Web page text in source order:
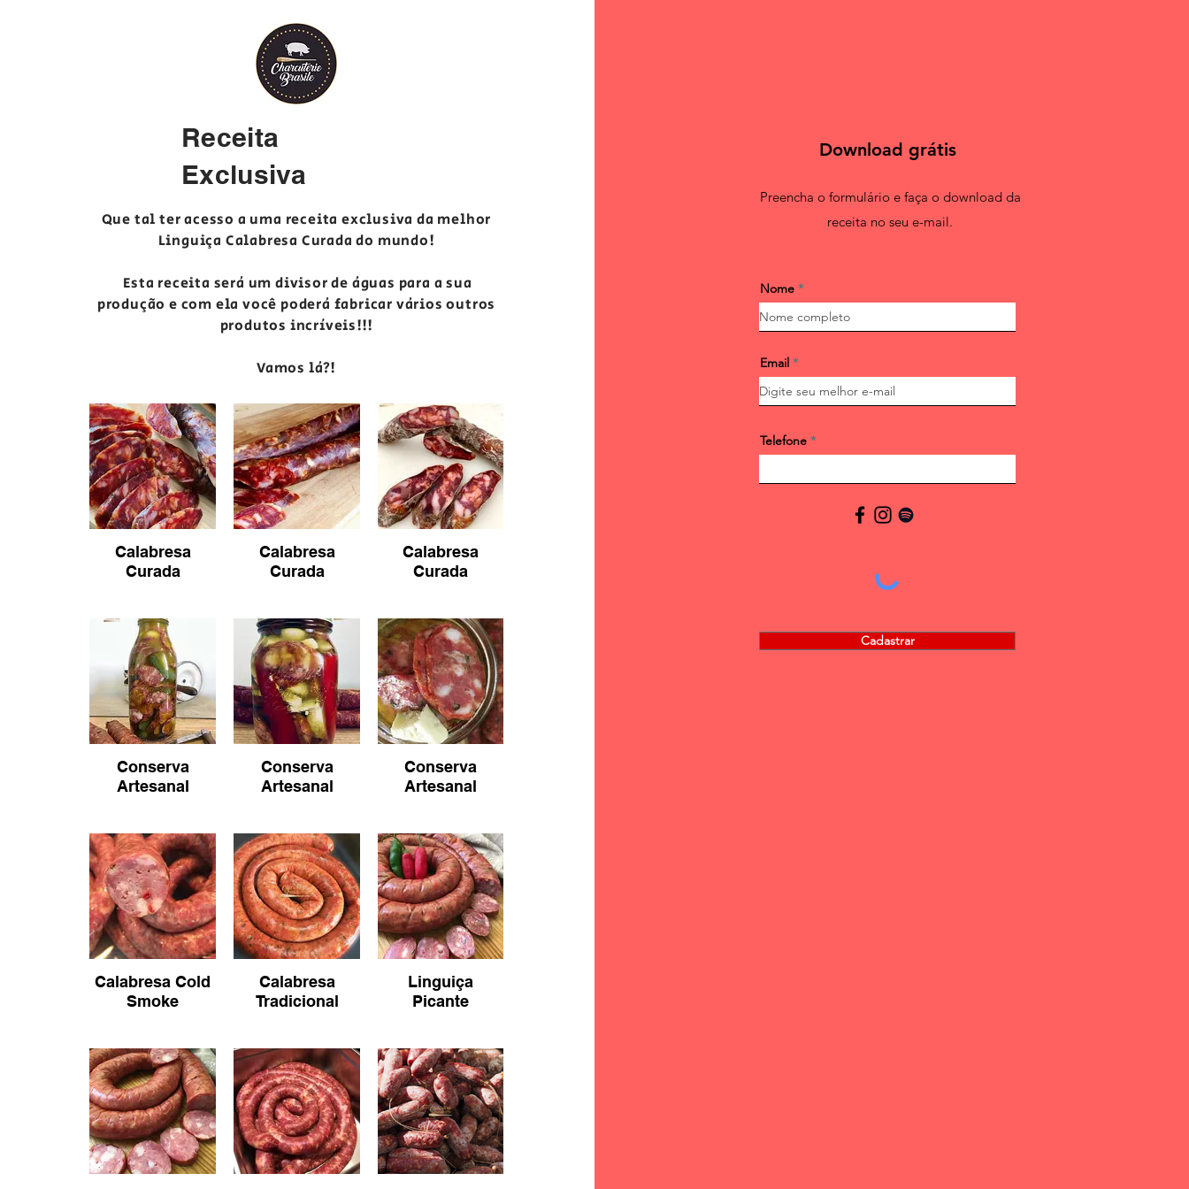
Receita
Exclusiva
Que tal ter acesso a uma receita exclusiva da melhor
Linguiça Calabresa Curada do mundo!
Esta receita será um divisor de águas para a sua
produção e com ela você poderá fabricar vários outros
produtos incríveis!!!
Vamos lá?!
Calabresa
Curada
Calabresa
Curada
Calabresa
Curada
Conserva
Artesanal
Conserva
Artesanal
Conserva
Artesanal
Calabresa Cold
Smoke
Calabresa
Tradicional
Linguiça
Picante
Download grátis
Preencha o formulário e faça o download da
receita no seu e-mail.
Nome
Email
Telefone
Cadastrar